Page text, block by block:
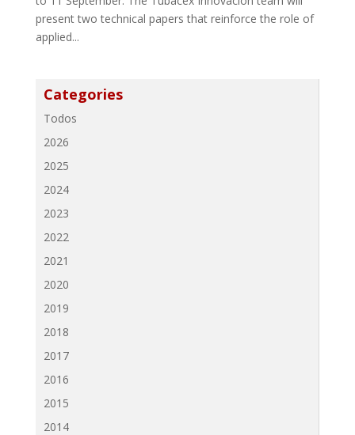
present two technical papers that reinforce the role of
applied...
Categories
Todos
2026
2025
2024
2023
2022
2021
2020
2019
2018
2017
2016
2015
2014